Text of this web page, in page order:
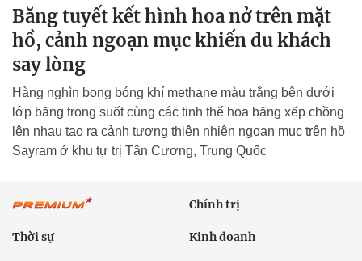
Băng tuyết kết hình hoa nở trên mặt
hồ, cảnh ngoạn mục khiến du khách
say lòng
Hàng nghìn bong bóng khí methane màu trắng bên dưới
lớp băng trong suốt cùng các tinh thể hoa băng xếp chồng
lên nhau tạo ra cảnh tượng thiên nhiên ngoạn mục trên hồ
Sayram ở khu tự trị Tân Cương, Trung Quốc
Chính trị
Thời sự Kinh doanh